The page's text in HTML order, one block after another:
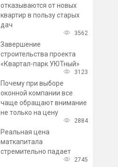
У покупателей жилья на
первичке меняются
требования
отказываются от новых
квартир в пользу старых
дач
3562
Завершение
строительства проекта
«Квартал-парк УЮТный»
3123
Почему при выборе
оконной компании все
чаще обращают внимание
не только на цену
2884
Реальная цена
маткапитала
стремительно падает
2745